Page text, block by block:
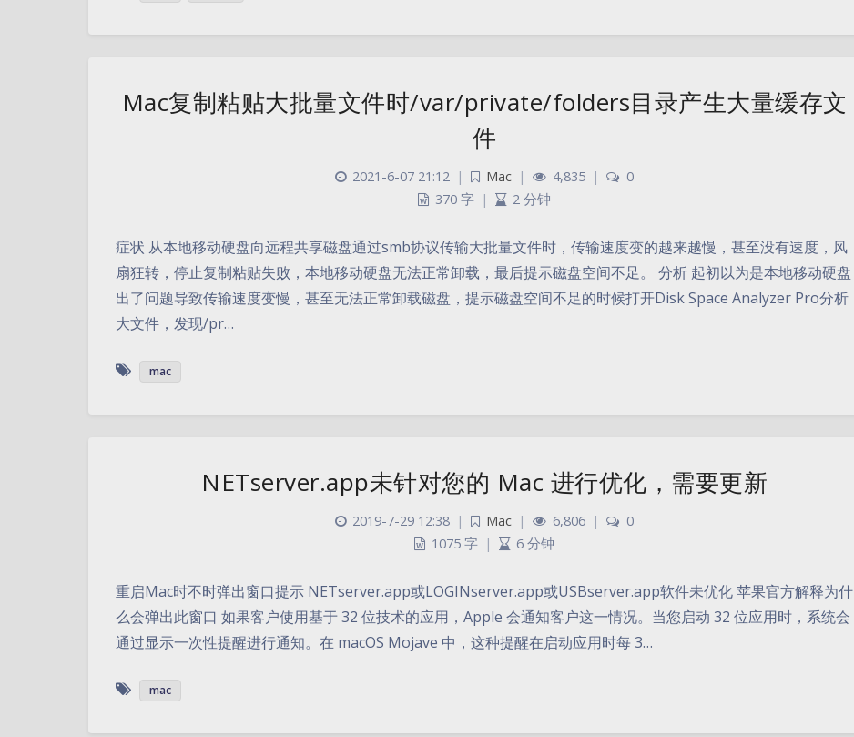
Mac复制粘贴大批量文件时/var/private/folders目录产生大量缓存文
件
2021-6-07 21:12 | Mac | 4,835 |
0
370 字 | 2 分钟
症状 从本地移动硬盘向远程共享磁盘通过smb协议传输大批量文件时，传输速度变的越来越慢，甚至没有速度，风
扇狂转，停止复制粘贴失败，本地移动硬盘无法正常卸载，最后提示磁盘空间不足。 分析 起初以为是本地移动硬盘
出了问题导致传输速度变慢，甚至无法正常卸载磁盘，提示磁盘空间不足的时候打开Disk Space Analyzer Pro分析
大文件，发现/pr…
mac
NETserver.app未针对您的 Mac 进行优化，需要更新
2019-7-29 12:38 | Mac | 6,806 |
0
1075 字 | 6 分钟
重启Mac时不时弹出窗口提示 NETserver.app或LOGINserver.app或USBserver.app软件未优化 苹果官方解释为什
么会弹出此窗口 如果客户使用基于 32 位技术的应用，Apple 会通知客户这一情况。当您启动 32 位应用时，系统会
通过显示一次性提醒进行通知。在 macOS Mojave 中，这种提醒在启动应用时每 3…
mac